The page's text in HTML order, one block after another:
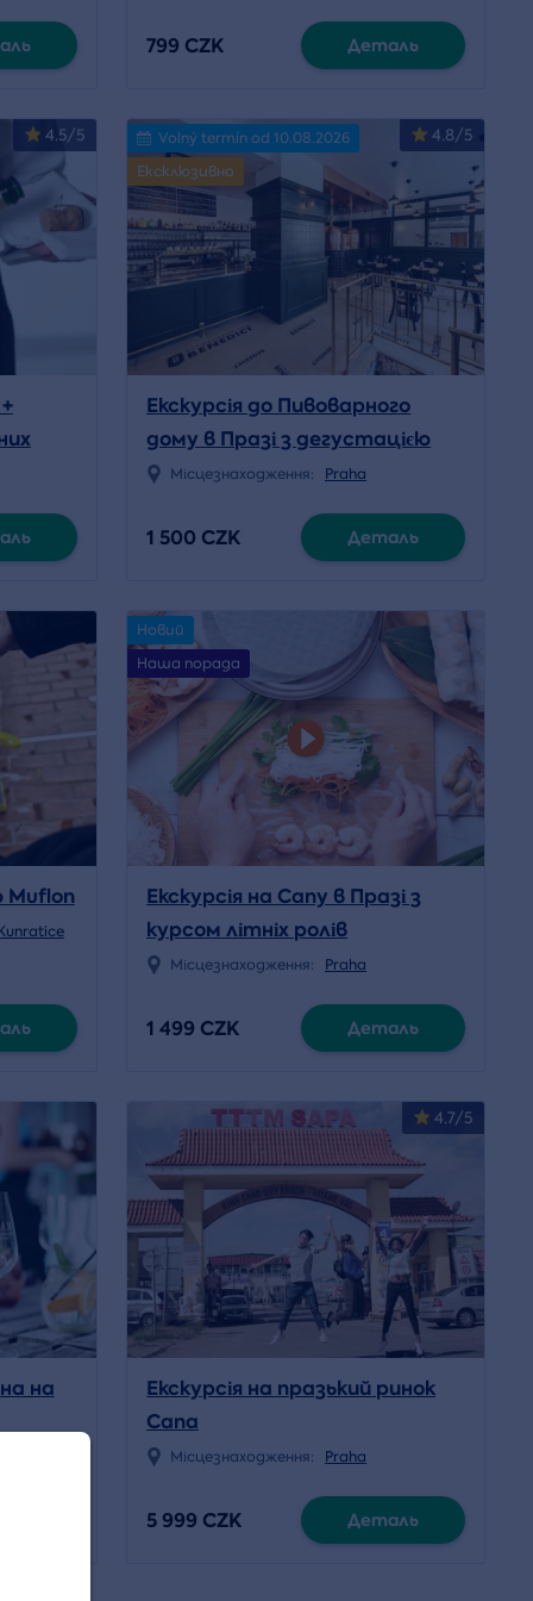
799 CZK Деталь
4.5/5 4.8/5
Volný termín od 10.08.2026
Ексклюзивно
Екскурсія до Пивоварного
дому в Празі з дегустацією
Місцезнаходження: Praha
1 500 CZK Деталь
Muflon
Новий
Наша порада
Екскурсія на Сапу в Празі з
курсом літніх ролів
Місцезнаходження: Praha
1 499 CZK Деталь
на
4.7/5
Екскурсія на празький ринок
Сапа
Місцезнаходження: Praha
5 999 CZK Деталь